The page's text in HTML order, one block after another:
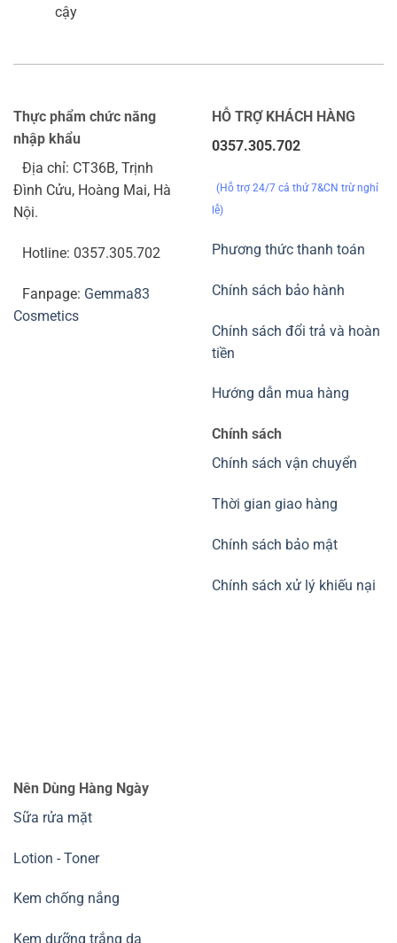
cậy
Thực phẩm chức năng
nhập khẩu
Địa chỉ: CT36B, Trịnh
Đình Cửu, Hoàng Mai, Hà
Nội.
Hotline: 0357.305.702
Fanpage: Gemma83
Cosmetics
HỖ TRỢ KHÁCH HÀNG
0357.305.702
(Hỗ trợ 24/7 cả thứ 7&CN trừ nghỉ
lễ)
Phương thức thanh toán
Chính sách bảo hành
Chính sách đổi trả và hoàn
tiền
Hướng dẫn mua hàng
Chính sách
Chính sách vận chuyển
Thời gian giao hàng
Chính sách bảo mật
Chính sách xử lý khiếu nại
Nên Dùng Hàng Ngày
Sữa rửa mặt
Lotion - Toner
Kem chống nắng
Kem dưỡng trắng da